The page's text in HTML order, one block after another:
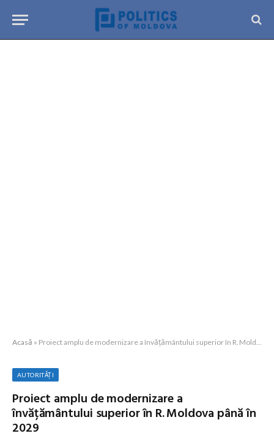
Acasă » Proiect amplu de modernizare a învățământului superior în R. Moldova până în 2029
AUTORITĂȚI
Proiect amplu de modernizare a
învățământului superior în R. Moldova până în
2029